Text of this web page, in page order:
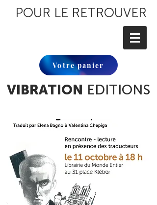
POUR LE RETROUVER
Votre panier
VIBRATION EDITIONS